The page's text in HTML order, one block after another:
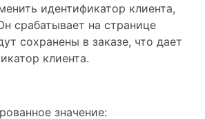
идентификатор клиента,
срабатывает на странице
сохранены в заказе, что дает
клиента.
значение: